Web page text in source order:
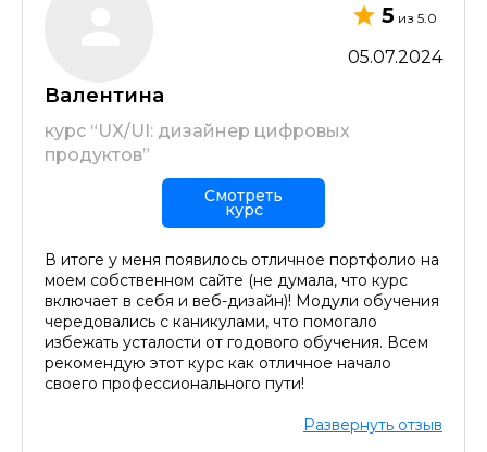
5 из 5.0
05.07.2024
Валентина
курс “UX/UI: дизайнер цифровых
продуктов”
Смотреть
курс
В итоге у меня появилось отличное портфолио на
моем собственном сайте (не думала, что курс
включает в себя и веб-дизайн)! Модули обучения
чередовались с каникулами, что помогало
избежать усталости от годового обучения. Всем
рекомендую этот курс как отличное начало
своего профессионального пути!
Развернуть отзыв